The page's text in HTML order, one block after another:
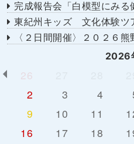
完成報告会「白模型にみる健次の世
東紀州キッズ 文化体験
〈２日間開催〉２０２６
2026
26
2
3 4
9
10 11
16
17 18